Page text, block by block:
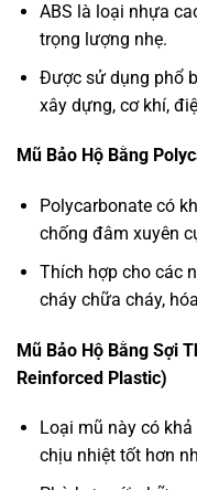
ABS là loại nhựa
trọng lượng nhẹ.
Được sử dụng phổ
xây dựng, cơ khí,
Mũ Bảo Hộ Bằng
Polycarbonate có
chống đâm xuyên
Thích hợp cho các
cháy chữa cháy,
Mũ Bảo Hộ Bằng Sợi
Reinforced Plastic)
Loại mũ này có
chịu nhiệt tốt hơn